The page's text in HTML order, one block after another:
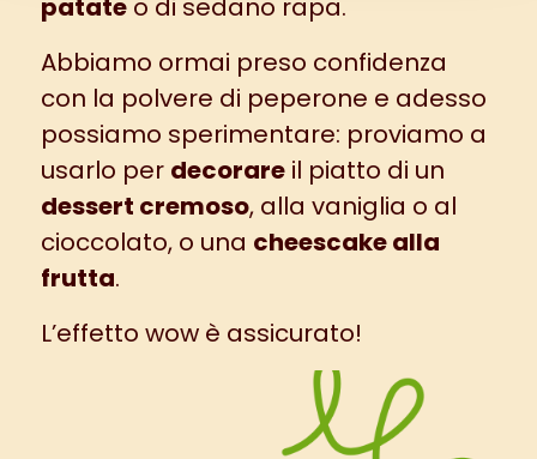
patateo di sedano rapa.
Abbiamo ormai preso confidenza
con la polvere di peperone e adesso
possiamo sperimentare: proviamo a
usarlo per decorareil piatto di un
dessert cremoso, alla vaniglia o al
cioccolato, o una cheescake alla
frutta.
L’effetto wow è assicurato!